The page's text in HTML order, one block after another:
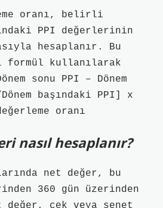
oranı, belirli
PPI değerlerinin
hesaplanır. Bu
formül kullanılarak
sonu PPI – Dönem
başındaki PPI] x
oranı
nasıl hesaplanır?
net değer, bu
360 gün üzerinden
değer, çek veya senet